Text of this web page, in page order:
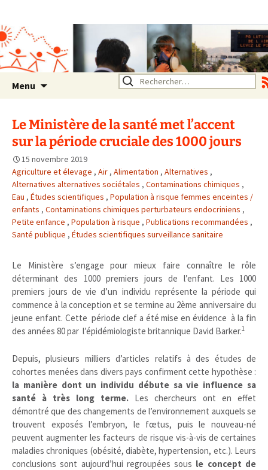
Rhône Alpes
Un environnement sain pour
la santé de tous
Menu Rechercher :
Le Ministère de la santé met l’accent
sur la période cruciale des 1000 jours
15 novembre 2019
Agriculture et élevage , Air , Alimentation , Alternatives ,
Alternatives alternatives sociétales , Contaminations chimiques ,
Eau , Études scientifiques , Population à risque femmes enceintes /
enfants , Contaminations chimiques perturbateurs endocriniens ,
Petite enfance , Population à risque , Publications recommandées ,
Santé publique , Études scientifiques surveillance sanitaire
Le Ministère s’engage pour mieux faire connaître le rôle
déterminant des 1000 premiers jours de l’enfant. Les 1000
premiers jours de vie d’un individu représente la période qui
commence à la conception et se termine au 2ème anniversaire du
jeune enfant. Cette période clef a été mise en évidence à la fin
des années 80 par l’épidémiologiste britannique David Barker.1
Depuis, plusieurs milliers d’articles relatifs à des études de
cohortes menées dans divers pays confirment cette hypothèse :
la manière dont un individu débute sa vie influence sa
santé à très long terme. Les chercheurs ont en effet
démontré que des changements de l’environnement auxquels se
trouvent exposés l’embryon, le fœtus, puis le nouveau-né
peuvent augmenter les facteurs de risque vis-à-vis de certaines
maladies chroniques (obésité, diabète, hypertension, etc.). Leurs
conclusions sont aujourd’hui regroupées sous le concept de